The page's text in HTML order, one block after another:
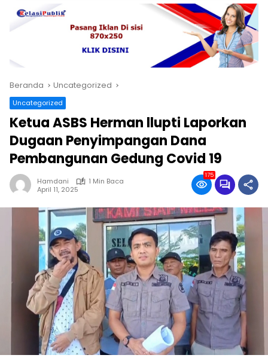
Beranda Uncategorized
Uncategorized
Ketua ASBS Herman llupti Laporkan
Dugaan Penyimpangan Dana
Pembangunan Gedung Covid 19
Hamdani
1 Min Baca
April 11, 2025
175